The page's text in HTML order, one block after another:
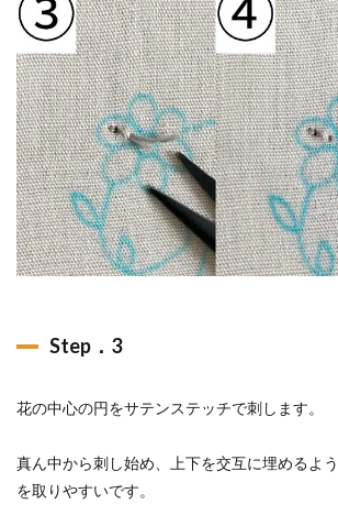
Step．3
花の中心の円をサテンステッチで刺します。
真ん中から刺し始め、上下を交互に埋めるよ
を取りやすいです。